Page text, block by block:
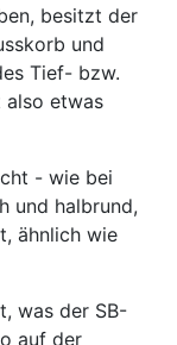
besitzt der
und
Tief- bzw.
also etwas
- wie bei
und halbrund,
ähnlich wie
was der SB-
auf der